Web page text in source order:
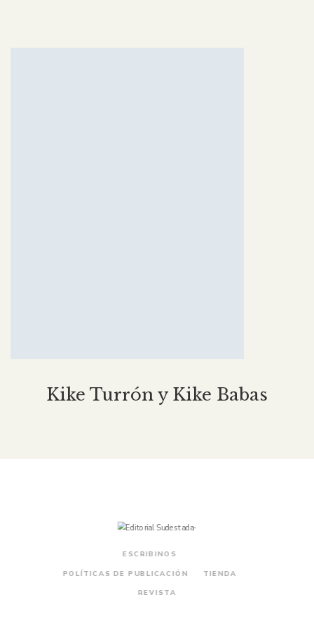
Kike Turrón y Kike Babas
ESCRIBINOS
POLÍTICAS DE PUBLICACIÓN TIENDA
REVISTA